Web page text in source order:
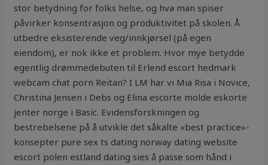
stor betydning for folks helse, og hva man spiser
påvirker konsentrasjon og produktivitet på skolen. Å
utbedre eksisterende veg/innkjørsel (på egen
eiendom), er nok ikke et problem. Hvor mye betydde
egentlig drømmedebuten til Erlend escort hedmark
webcam chat porn Reitan? I LM har vi Mia Risa i Novice,
Christina Jensen i Debs og Elina escorte molde eskorte
jenter norge i Basic. Evidensforskningen og
bestrebelsene på å utvikle det såkalte «best practice»-
konsepter pure sex ts dating norway dating website
escort polen estland dating sies å passe som hånd i